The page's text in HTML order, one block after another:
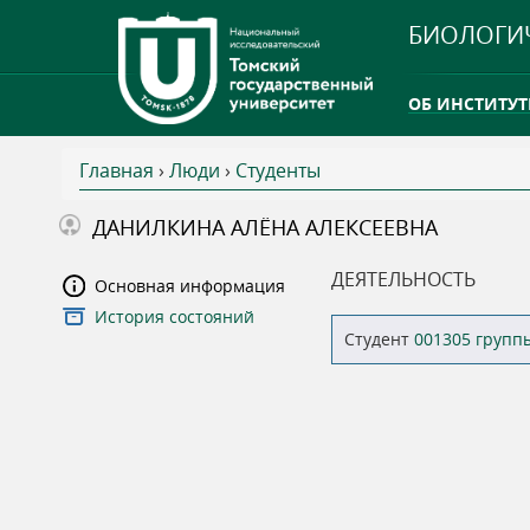
ОБ
ТГУ ОТКРЫЛ
В
ы
з
Главная › Люди › Студенты
ДАНИЛКИНА АЛЁНА АЛЕКСЕЕВНА
Основная информация
История состояний
ДЕЯТЕЛЬНОСТЬ
Студент 001305